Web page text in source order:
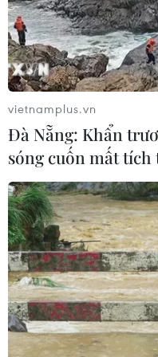
02/08/2026 04:54
Tạo đột phá từ y tế cơ
triển nguồn nhân lực
02/08/2026 03:25
Báo động cận thị học
nhiều trẻ giảm thị lực
01/08/2026 09:31
Thành phố Hồ Chí
hệ thống y tế đa tầng,
nhất
vietnamplus.vn
Đà Nẵng: Khẩn
sóng cuốn mất tích